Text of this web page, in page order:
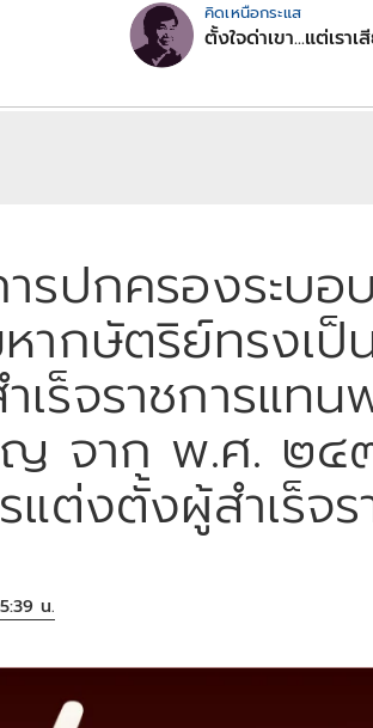
คิดเหนือกระแส
ตั้งใจด่าเขา...แต่เราเ
รปกครองระบอ
ากษัตริย์ทรงเป็
เร็จราชการแทน
ญ จาก พ.ศ. ๒
แต่งตั้งผู้สำเร็จ
น.